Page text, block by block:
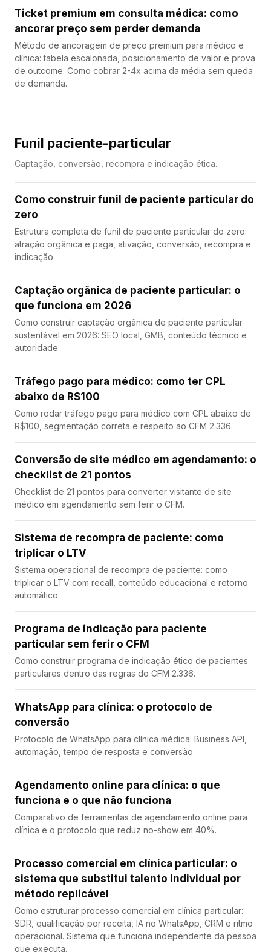
Ticket premium em consulta médica: como
ancorar preço sem perder demanda
Método de ancoragem de preço premium para médico e
clínica: tabela escalonada, posicionamento de valor e prova
de outcome. Como cobrar 2-4x acima da média sem queda
de demanda.
Funil paciente-particular
Captação, conversão, recompra e indicação ética.
Como construir funil de paciente particular do
zero
Estrutura completa de funil de paciente particular do zero:
atração orgânica e paga, ativação, conversão, recompra e
indicação.
Captação orgânica de paciente particular: o
que funciona em 2026
Como construir captação orgânica de paciente particular
sustentável em 2026: SEO local, GMB, conteúdo técnico e
autoridade.
Tráfego pago para médico: como ter CPL
abaixo de R$100
Como rodar tráfego pago para médico com CPL abaixo de
R$100, segmentação correta e respeito ao CFM 2.336.
Conversão de site médico em agendamento: o
checklist de 21 pontos
Checklist de 21 pontos para converter visitante de site
médico em agendamento sem ferir o CFM.
Sistema de recompra de paciente: como
triplicar o LTV
Sistema operacional de recompra de paciente: como
triplicar o LTV com recall, conteúdo educacional e retorno
automático.
Programa de indicação para paciente
particular sem ferir o CFM
Como construir programa de indicação ético de pacientes
particulares dentro das regras do CFM 2.336.
WhatsApp para clínica: o protocolo de
conversão
Protocolo de WhatsApp para clínica médica: Business API,
automação, tempo de resposta e conversão.
Agendamento online para clínica: o que
funciona e o que não funciona
Comparativo de ferramentas de agendamento online para
clínica e o protocolo que reduz no-show em 40%.
Processo comercial em clínica particular: o
sistema que substitui talento individual por
método replicável
Como estruturar processo comercial em clínica particular:
SDR, qualificação por receita, IA no WhatsApp, CRM e ritmo
operacional. Sistema que funciona independente da pessoa
que executa.